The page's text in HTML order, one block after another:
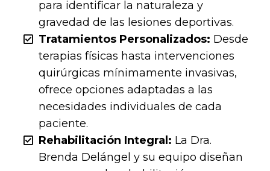
para identificar la naturaleza y
gravedad de las lesiones deportivas.
Tratamientos Personalizados: Desde
terapias físicas hasta intervenciones
quirúrgicas mínimamente invasivas,
ofrece opciones adaptadas a las
necesidades individuales de cada
paciente.
Rehabilitación Integral: La Dra.
Brenda Delángel y su equipo diseñan